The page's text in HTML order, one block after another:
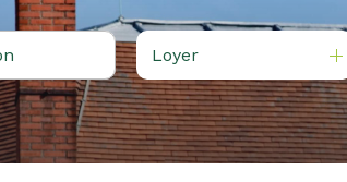
Loyer